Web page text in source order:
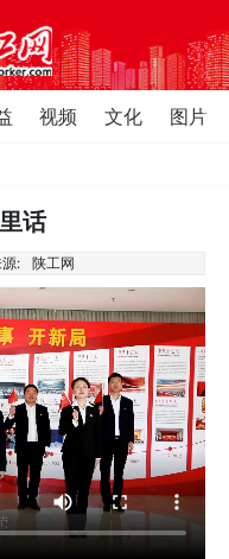
视频 文化
图片
话
: 陕工网